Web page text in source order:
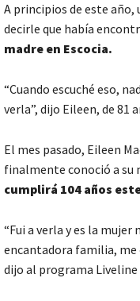
A principios de este
decirle que había
madre en Escocia.
“Cuando escuché eso,
verla”, dijo Eileen, de 81
El mes pasado, Eileen
finalmente conoció a su
cumplirá 104 años
“Fui a verla y es la
encantadora familia, me
dijo al programa Liveline